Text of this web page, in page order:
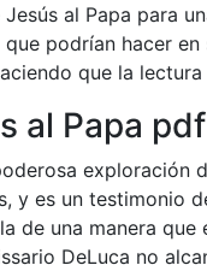
al Papa para
podrían hacer
que la
al Papa pdf
exploración
y es un testimonio
de una manera
DeLuca no